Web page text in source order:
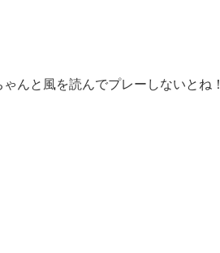
ゃんと風を読んでプレーしないとね！